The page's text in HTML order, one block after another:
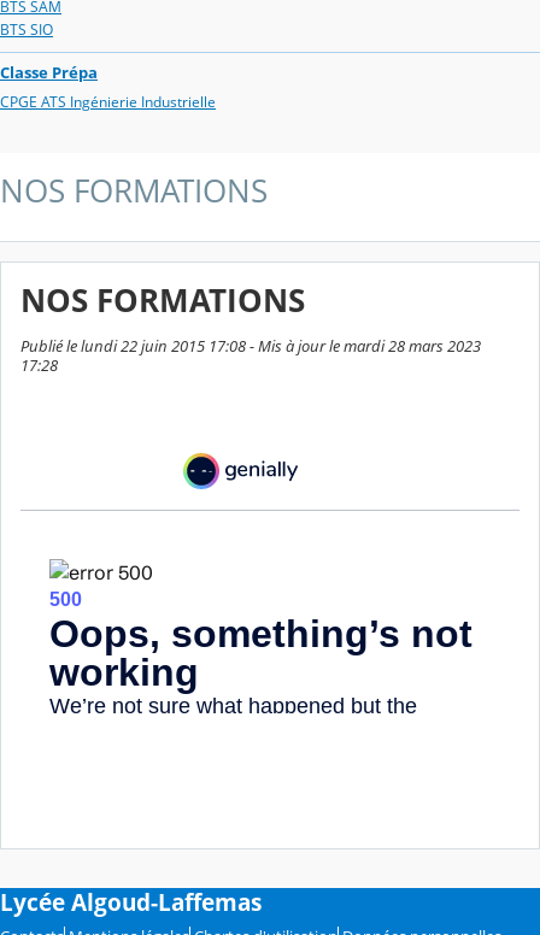
BTS SAM
BTS SIO
Classe Prépa
CPGE ATS Ingénierie Industrielle
NOS FORMATIONS
NOS FORMATIONS
Publié le lundi 22 juin 2015 17:08 - Mis à jour le mardi 28 mars 2023
17:28
Lycée Algoud-Laffemas